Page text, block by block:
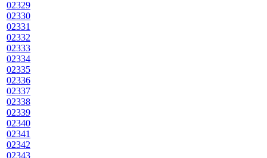
02329
02330
02331
02332
02333
02334
02335
02336
02337
02338
02339
02340
02341
02342
02343